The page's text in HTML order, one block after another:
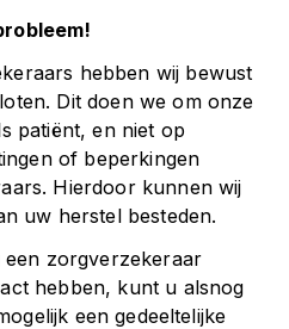
hebben wij bewust
Dit doen we om onze
patiënt, en niet op
of beperkingen
Hierdoor kunnen wij
uw herstel besteden.
zorgverzekeraar
hebben, kunt u alsnog
een gedeeltelijke